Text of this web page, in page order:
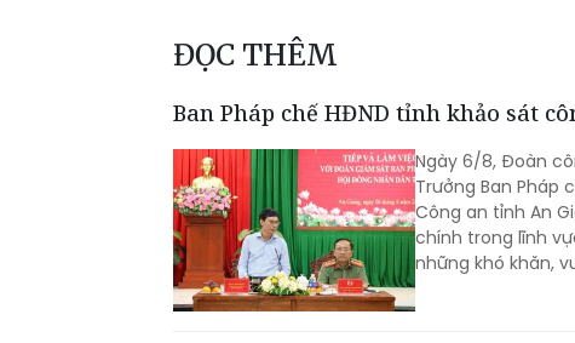
ĐỌC THÊM
Ban Pháp chế HĐND tỉnh khảo sát
Ngày 6/8, Đoàn
Trưởng Ban Pháp
Công an tỉnh An
chính trong lĩnh
những khó khăn,